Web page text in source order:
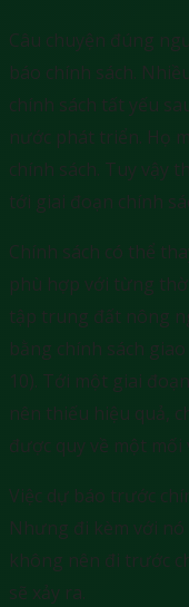
Câu chuyện đúng
báo chính sách.
chính sách tất yếu
nước phát triển. Họ
chính sách. Tuy vậy
tới giai đoạn chính
Chính sách có thể
phù hợp với từng
tập trung đất nông
bằng chính sách
10). Tới một giai
nên thiếu hiệu quả,
được quy về một mối
Việc dự báo trước
Nhưng đi kèm với
không nên đi trước
sẽ xảy ra.